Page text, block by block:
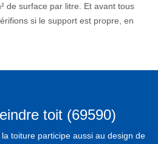
de surface par litre. Et avant tous
si le support est propre, en
toit (69590)
toiture participe aussi au design de